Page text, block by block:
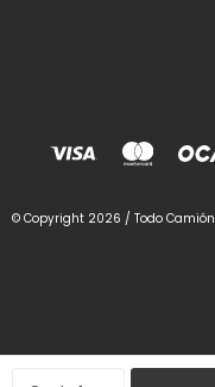
© Copyright 2026 / Todo Camión